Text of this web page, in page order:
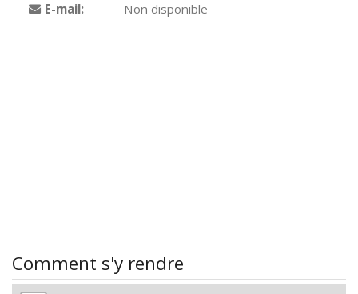
E-mail:
Non disponible
Comment s'y rendre